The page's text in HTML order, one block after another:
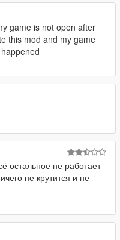
game is not open after
this mod and my game
остальное не работает
не крутится и не